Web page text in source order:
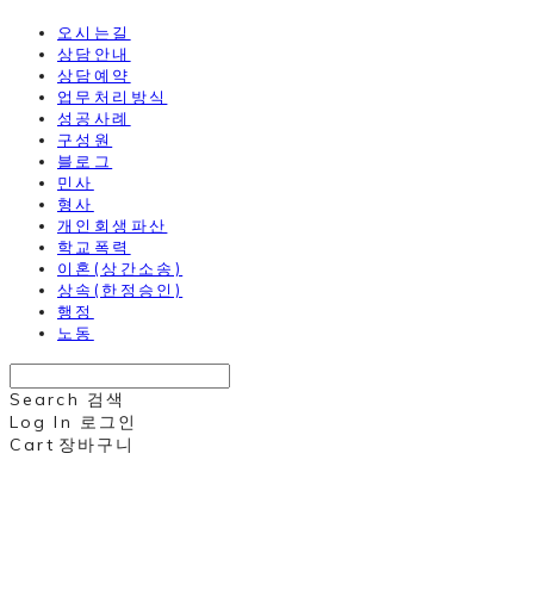
오시는길
상담안내
상담예약
업무처리방식
성공사례
구성원
블로그
민사
형사
개인회생파산
학교폭력
이혼(상간소송)
상속(한정승인)
행정
노동
Search 검색
Log In 로그인
Cart 장바구니